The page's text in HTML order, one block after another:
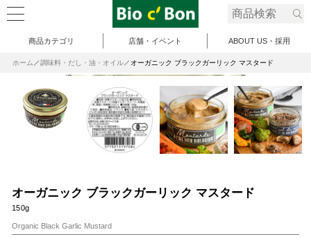
商品カテゴリ 店舗・イベント ABOUT US・採用
ホーム 調味料・だし・油・オイル オーガニック ブラックガーリック マスタード
オーガニック ブラックガーリック マスタード
150g
Organic Black Garlic Mustard